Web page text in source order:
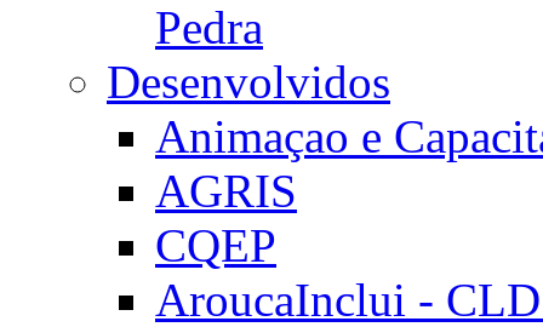
Pedra
Desenvolvidos
Animaçao e
AGRIS
CQEP
AroucaInclui -